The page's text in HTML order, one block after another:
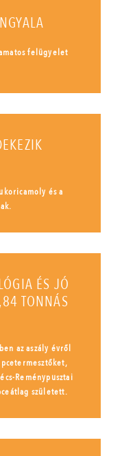
felügyelet
és a
ÉS JÓ
TONNÁS
az aszály évről
Reménypusztai
született.